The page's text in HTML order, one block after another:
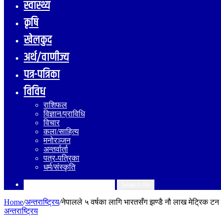
स्वास्थ्य
कृषि
खेलकुद
अर्थ/वाणीज्य
पत्र-पत्रिका
विविध
राशिफल
विज्ञान/प्राविधि
विचार
कला/साहित्य
मनोरञ्जन
अन्तर्वार्ता
पत्र-पत्रिका
धर्म/संस्कृति
Home/अन्तराष्ट्रिय/नेपालले ५ वर्षका लागि भारतसँग झण्डै नौ लाख मेट्रिक टन
अन्तराष्ट्रिय